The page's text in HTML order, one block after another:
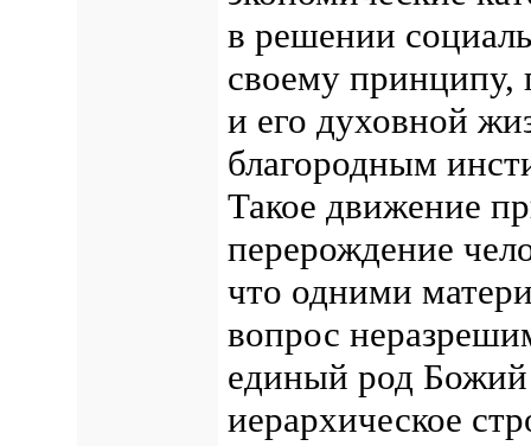
в решении
своему принципу,
и его духовной
благородным
Такое движение
перерождение
что одними
вопрос
единый род Божий
иерархическое